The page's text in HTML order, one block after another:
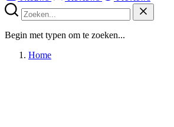
Begin met typen om te zoeken...
Home